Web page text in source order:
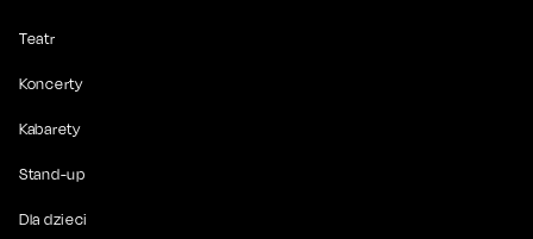
Teatr
Koncerty
Kabarety
Stand-up
Dla dzieci